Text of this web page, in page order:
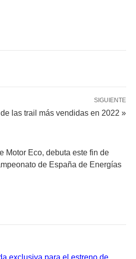
SIGUIENTE
de las trail más vendidas en 2022 »
Motor Eco, debuta este fin de
de España de Energías